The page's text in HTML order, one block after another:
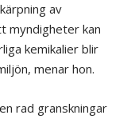
av
myndigheter kan
kemikalier blir
menar hon.
rad granskningar